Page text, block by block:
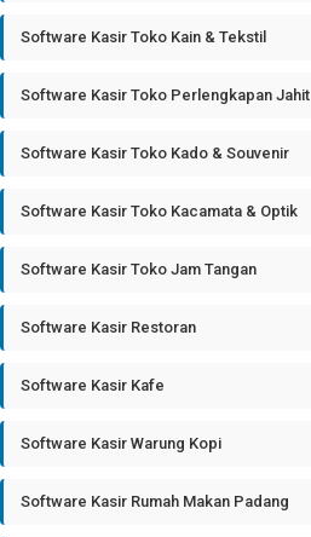
Software Kasir Toko Kain & Tekstil
Software Kasir Toko Perlengkapan Jahit
Software Kasir Toko Kado & Souvenir
Software Kasir Toko Kacamata & Optik
Software Kasir Toko Jam Tangan
Software Kasir Restoran
Software Kasir Kafe
Software Kasir Warung Kopi
Software Kasir Rumah Makan Padang